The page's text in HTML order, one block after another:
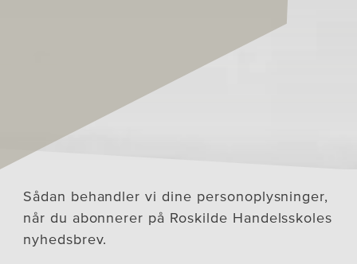
Sådan behandler vi dine personoplysninger,
når du abonnerer på Roskilde Handelsskoles
nyhedsbrev.